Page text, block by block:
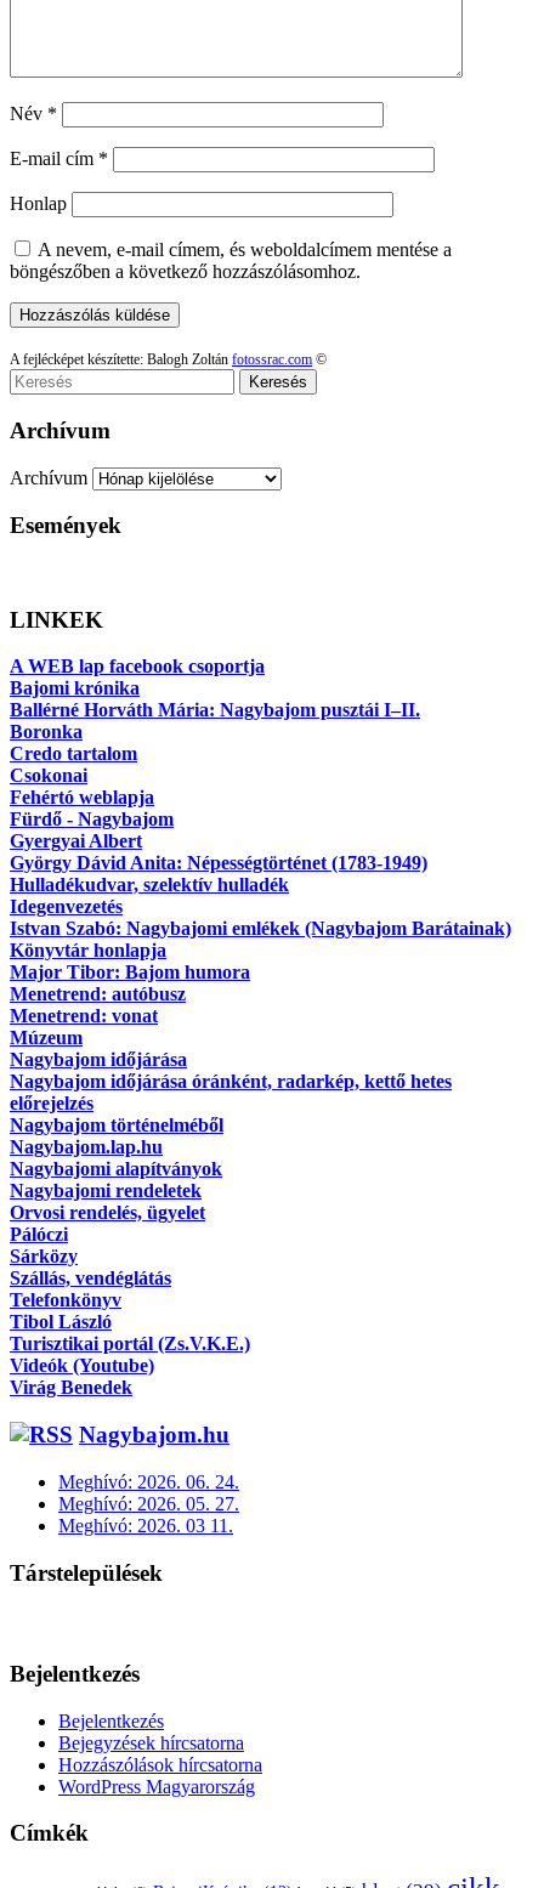
Név *
E-mail cím *
Honlap
A nevem, e-mail címem, és weboldalcímem mentése a
böngészőben a következő hozzászólásomhoz.
A fejlécképet készítette: Balogh Zoltán fotossrac.com ©
Keresés
Archívum
Archívum
Események
LINKEK
A WEB lap facebook csoportja
Bajomi krónika
Ballérné Horváth Mária: Nagybajom pusztái I–II.
Boronka
Credo tartalom
Csokonai
Fehértó weblapja
Fürdő - Nagybajom
Gyergyai Albert
György Dávid Anita: Népességtörténet (1783-1949)
Hulladékudvar, szelektív hulladék
Idegenvezetés
Istvan Szabó: Nagybajomi emlékek (Nagybajom Barátainak)
Könyvtár honlapja
Major Tibor: Bajom humora
Menetrend: autóbusz
Menetrend: vonat
Múzeum
Nagybajom időjárása
Nagybajom időjárása óránként, radarkép, kettő hetes
előrejelzés
Nagybajom történelméből
Nagybajom.lap.hu
Nagybajomi alapítványok
Nagybajomi rendeletek
Orvosi rendelés, ügyelet
Pálóczi
Sárközy
Szállás, vendéglátás
Telefonkönyv
Tibol László
Turisztikai portál (Zs.V.K.E.)
Videók (Youtube)
Virág Benedek
Nagybajom.hu
Meghívó: 2026. 06. 24.
Meghívó: 2026. 05. 27.
Meghívó: 2026. 03 11.
Társtelepülések
Bejelentkezés
Bejelentkezés
Bejegyzések hírcsatorna
Hozzászólások hírcsatorna
WordPress Magyarország
Címkék